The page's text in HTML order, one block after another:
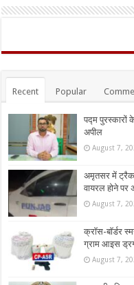
Recent Popular
पद्म
अपील
August 7,
अमृतसर में ट्रैक
वायरल होने पर
August 7,
क्रॉस-बॉर्डर
ग्राम आइस
August 7,